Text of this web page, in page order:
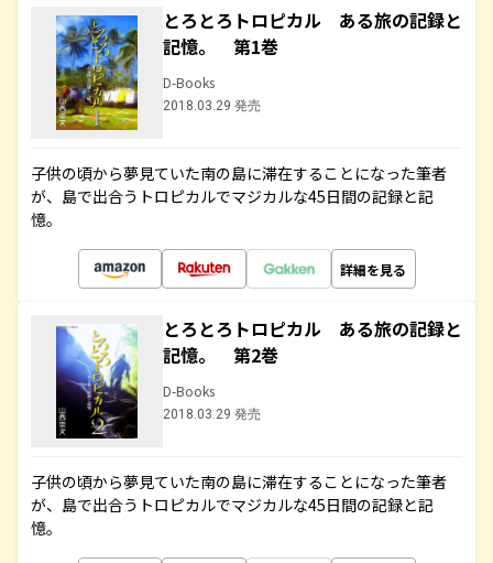
とろとろトロピカル ある旅の記録と
記憶。 第1巻
D-Books
2018.03.29 発売
子供の頃から夢見ていた南の島に滞在することになった筆者
が、島で出合うトロピカルでマジカルな45日間の記録と記
憶。
詳細を見る
とろとろトロピカル ある旅の記録と
記憶。 第2巻
D-Books
2018.03.29 発売
子供の頃から夢見ていた南の島に滞在することになった筆者
が、島で出合うトロピカルでマジカルな45日間の記録と記
憶。